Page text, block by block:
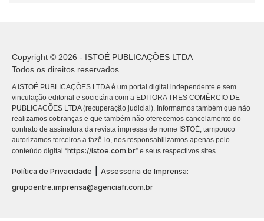
Copyright © 2026 - ISTOÉ PUBLICAÇÕES LTDA
Todos os direitos reservados.
A ISTOÉ PUBLICAÇÕES LTDA é um portal digital independente e sem
vinculação editorial e societária com a EDITORA TRES COMÉRCIO DE
PUBLICACÕES LTDA (recuperação judicial). Informamos também que não
realizamos cobranças e que também não oferecemos cancelamento do
contrato de assinatura da revista impressa de nome ISTOÉ, tampouco
autorizamos terceiros a fazê-lo, nos responsabilizamos apenas pelo
conteúdo digital “https://istoe.com.br” e seus respectivos sites.
Política de Privacidade
Assessoria de Imprensa:
grupoentre.imprensa@agenciafr.com.br